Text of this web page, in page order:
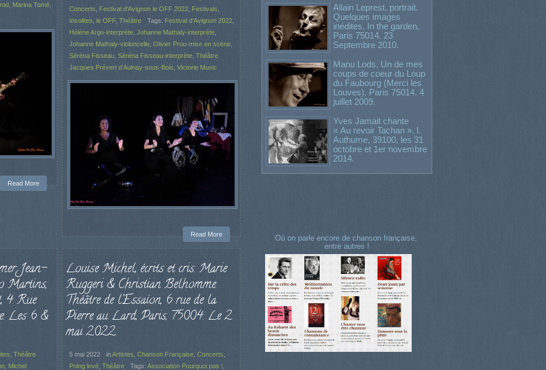
Marina Tomé
Read More
Concerts
Festival d'Avignon le OFF 2022, Festivals
Insolites le OFF, Théâtre Tags: Festival d'Avignon 2022,
Hélène Argo-interprète, Johanne Mathaly-interprète,
Johanne Mathaly-violoncelle, Olivier Prou-mise en scène,
Séréna Fisseau, Séréna Fisseau-interprète, Théâtre
Jacques Prévert d’Aulnay-sous-Bois Victorie Music
Read More
Jean-
Martins,
4 Rue
Les 6 &
Théâtre
Michel
Louise Michel, écrits et cris. Marie
Ruggeri & Christian Belhomme.
Théâtre de l’Essaïon, 6 rue de la
Pierre au Lard, Paris, 75004. Le 2
mai 2022.
5 mai 2022 inArtistes Chanson Française, Concerts
Poing levé, Théâtre Tags: Association Pourquoi pas !
Allain Leprest, portrait.
Quelques images
inédites. In the garden,
Paris 75014. 23
Septembre 2010.
Manu Lods. Un de mes
coups de coeur du Loup
du Faubourg (Merci les
Louves). Paris 75014. 4
juillet 2009.
Yves Jamait chante
« Au revoir Tachan ». I.
Authume, 39100, les 31
octobre et 1er novembre
2014.
Où on parle encore de chanson française,
entre autres !